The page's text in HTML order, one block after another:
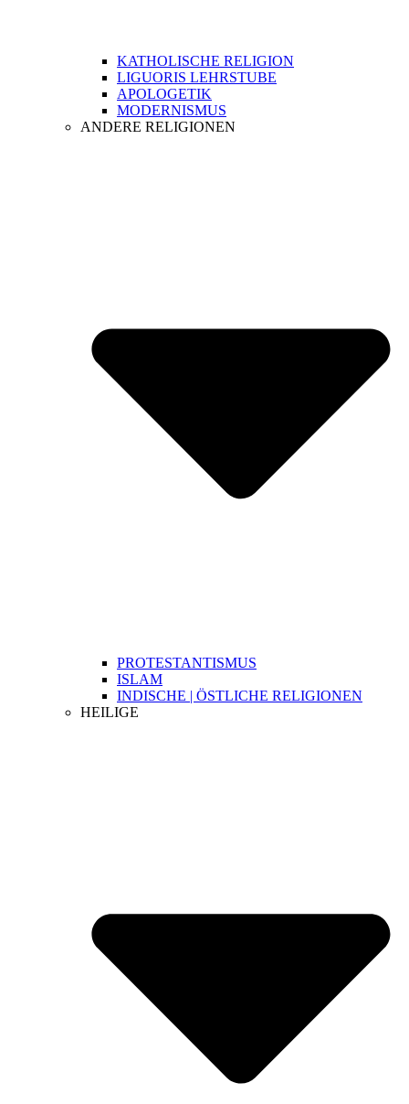
KATHOLISCHE RELIGION
LIGUORIS LEHRSTUBE
APOLOGETIK
MODERNISMUS
ANDERE RELIGIONEN
PROTESTANTISMUS
ISLAM
INDISCHE | ÖSTLICHE RELIGIONEN
HEILIGE